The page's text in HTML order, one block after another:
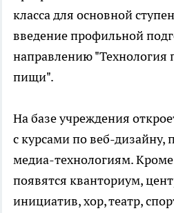
класса для основной
введение профильной
направлению "Технология
пищи".
На базе учреждения
с курсами по веб-
медиа-технологиям.
появятся кванториум,
инициатив, хор, театр,